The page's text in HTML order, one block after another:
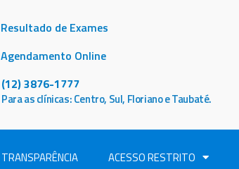
Resultado de Exames
Agendamento Online
(12) 3876-1777
Para as clínicas: Centro, Sul, Floriano e Taubaté.
TRANSPARÊNCIA ACESSO RESTRITO